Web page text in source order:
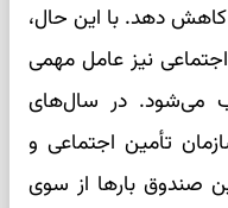
کاهش دهد. با این حال،
نیز عامل مهمی
می‌شود. در سال‌های
تأمین اجتماعی و
صندوق بارها از سوی